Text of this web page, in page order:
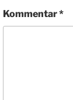
Kommentar*